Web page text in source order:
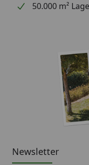
50.000 m²
Newsletter